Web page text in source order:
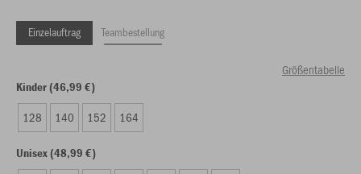
Einzelauftrag Teambestellung
Größentabelle
Kinder (46,99 €)
128 140 152 164
Unisex (48,99 €)